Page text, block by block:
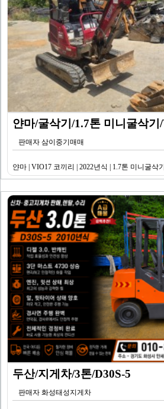
판매자 삼이중기매매
얀마 | VIO17 코끼리 | 2022년식 | 1.7톤 미니굴삭기
두산/지게차/3톤/D30S-5
판매자 화성태성지게차